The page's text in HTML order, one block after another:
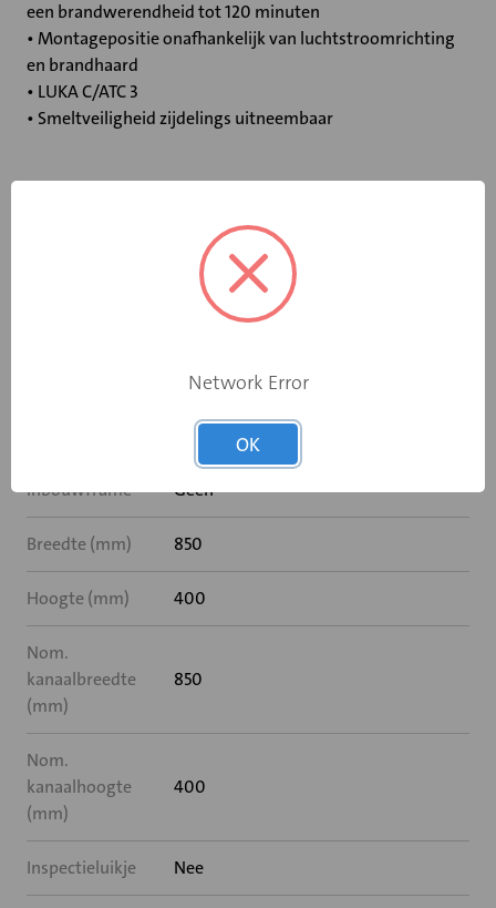
een brandwerendheid tot 120 minuten
• Montagepositie onafhankelijk van luchtstroomrichting
en brandhaard
• LUKA C/ATC 3
• Smeltveiligheid zijdelings uitneembaar
Elektromotor 230 V
Inbouwframe Geen
Breedte (mm) 850
Hoogte (mm) 400
Nom.
kanaalbreedte
(mm)
850
Nom.
kanaalhoogte
(mm)
400
Inspectieluikje Nee
Network Error
OK